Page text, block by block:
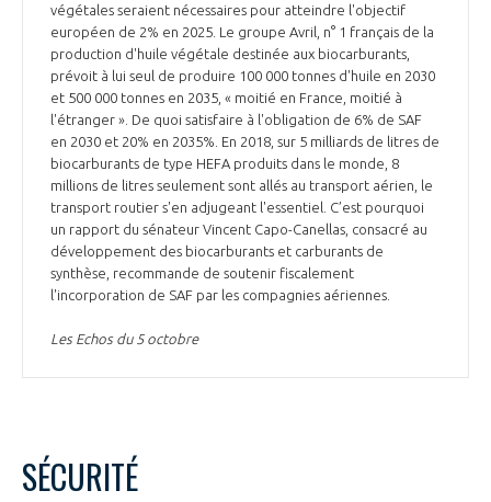
végétales seraient nécessaires pour atteindre l'objectif
européen de 2% en 2025. Le groupe Avril, n° 1 français de la
production d'huile végétale destinée aux biocarburants,
prévoit à lui seul de produire 100 000 tonnes d'huile en 2030
et 500 000 tonnes en 2035, « moitié en France, moitié à
l'étranger ». De quoi satisfaire à l'obligation de 6% de SAF
en 2030 et 20% en 2035%. En 2018, sur 5 milliards de litres de
biocarburants de type HEFA produits dans le monde, 8
millions de litres seulement sont allés au transport aérien, le
transport routier s'en adjugeant l'essentiel. C’est pourquoi
un rapport du sénateur Vincent Capo-Canellas, consacré au
développement des biocarburants et carburants de
synthèse, recommande de soutenir fiscalement
l'incorporation de SAF par les compagnies aériennes.
Les Echos du 5 octobre
SÉCURITÉ